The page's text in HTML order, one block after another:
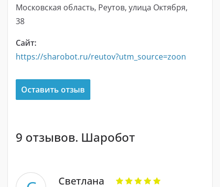
Московская область, Реутов, улица Октября,
38
Сайт:
https://sharobot.ru/reutov?utm_source=zoon
Оставить отзыв
9 отзывов. Шаробот
Светлана